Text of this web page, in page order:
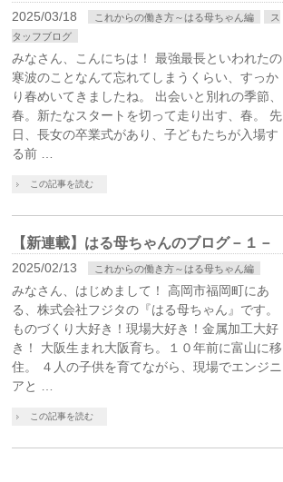
2025/03/18 これからの働き方～はる母ちゃん編
ス
タッフブログ
みなさん、こんにちは！ 最強最長といわれたの
寒波のことなんて忘れてしまうくらい、すっか
り春めいてきましたね。 出会いと別れの季節、
春。新たなスタートを切って走り出す、春。 先
日、長女の卒業式があり、子どもたちが入場す
る前 …
この記事を読む
【新連載】はる母ちゃんのブログ－１－
2025/02/13 これからの働き方～はる母ちゃん編
みなさん、はじめまして！ 高岡市福岡町にあ
る、株式会社フジタの『はる母ちゃん』です。
ものづくり大好き！現場大好き！金属加工大好
き！ 大阪生まれ大阪育ち。１０年前に富山に移
住。 ４人の子供を育てながら、現場でエンジニ
アと …
この記事を読む